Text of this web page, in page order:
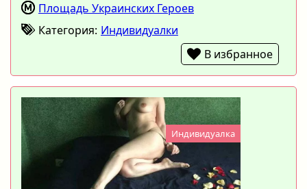
Площадь Украинских Героев
Категория: Индивидуалки
В избранное
Индивидуалка